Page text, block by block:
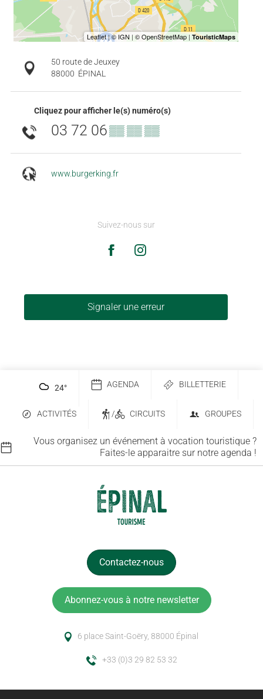
50 route de Jeuxey
88000 ÉPINAL
Cliquez pour afficher le(s) numéro(s)
03 72 06▒▒ ▒▒ ▒▒
www.burgerking.fr
Suivez-nous sur
Signaler une erreur
24° AGENDA BILLETTERIE
ACTIVITÉS / CIRCUITS GROUPES
Vous organisez un événement à vocation touristique ?
Faites-le apparaitre sur notre agenda !
Contactez-nous
Abonnez-vous à notre newsletter
6 place Saint-Goëry, 88000 Épinal
+33 (0)3 29 82 53 32